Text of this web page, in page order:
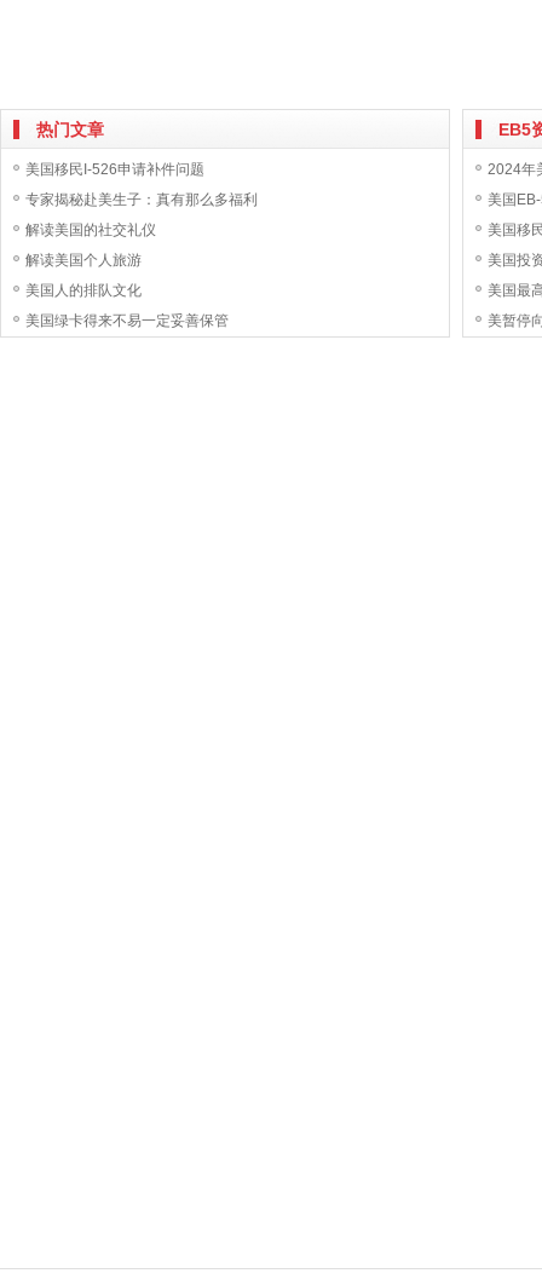
热门文章
美国移民I-526申请补件问题
专家揭秘赴美生子：真有那么多福利
解读美国的社交礼仪
解读美国个人旅游
美国人的排队文化
美国绿卡得来不易一定妥善保管
EB5
2024年
美国
美国移
美国投
美国最
美暂停